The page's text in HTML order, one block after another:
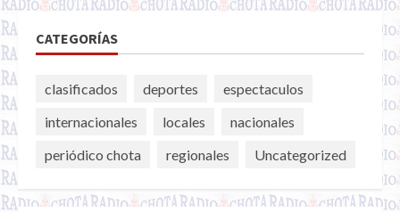
CATEGORÍAS
clasificados deportes
espectaculos
internacionales
locales
nacionales
periódico chota
regionales Uncategorized